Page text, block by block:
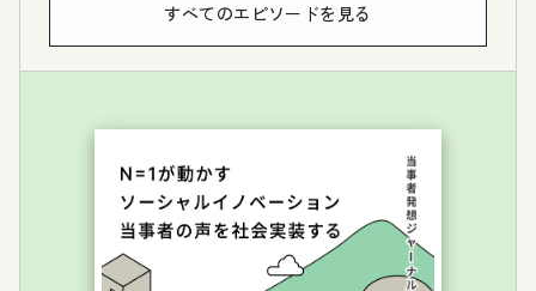
すべてのエピソードを見る